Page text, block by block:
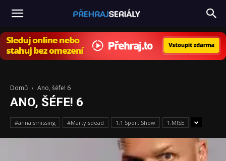
PřehrajSeriály.cz
Domů Ano, šéfe! 6
ANO, ŠÉFE! 6
#annaismissing #Martyisdead 1:1 Sport Show 1.MISE